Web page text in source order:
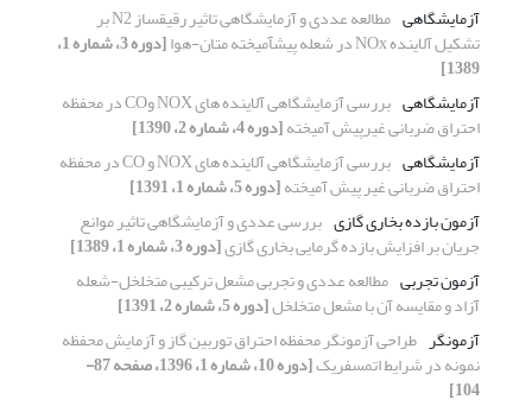
آزمایشگاهی
مطالعه عددی و آزمایشگاهی تاثیر رقیقساز N2 بر
تشکیل آلاینده NOx در شعله پیشآمیخته متان-هوا [دوره 3، شماره 1،
1389]
آزمایشگاهی
بررسی آزمایشگاهی آلاینده ­های NOX وCO در محفظه
احتراق ضربانی غیرپیش­ آمیخته[دوره 4، شماره 2، 1390]
آزمایشگاهی
بررسی آزمایشگاهی آلاینده­ های NOX و CO در محفظه
احتراق ضربانی غیر پیش­ آمیخته[دوره 5، شماره 1، 1391]
آزمون بازده بخاری گازی بررسی عددی و آزمایشگاهی تاثیر موانع
جریان بر افزایش بازده گرمایی بخاری گازی[دوره 3، شماره 1، 1389]
آزمون تجربی مطالعه عددی و تجربی مشعل ترکیبی متخلخل-شعله
آزاد و مقایسه آن با مشعل متخلخل[دوره 5، شماره 2، 1391]
آزمونگر طراحی آزمونگر محفظه احتراق توربین گاز و آزمایش محفظه
نمونه در شرایط اتمسفریک [دوره 10، شماره 1، 1396، صفحه 87-
104]